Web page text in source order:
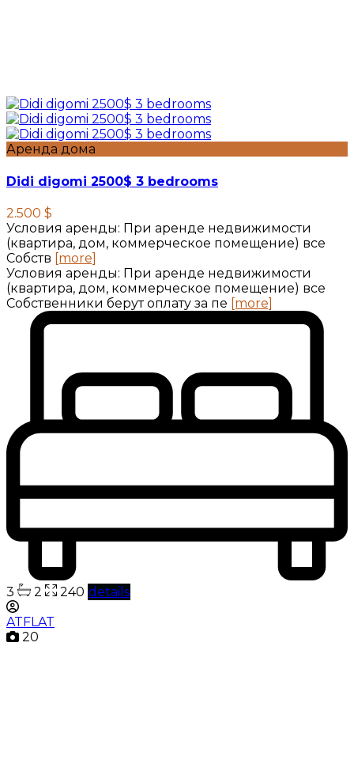
Аренда дома
Didi digomi 2500$ 3 bedrooms
2.500 $
Условия аренды: При аренде недвижимости
(квартира, дом, коммерческое помещение) все
Собств [more]
Условия аренды: При аренде недвижимости
(квартира, дом, коммерческое помещение) все
Собственники берут оплату за пе [more]
3 2 240 details
ATFLAT
20